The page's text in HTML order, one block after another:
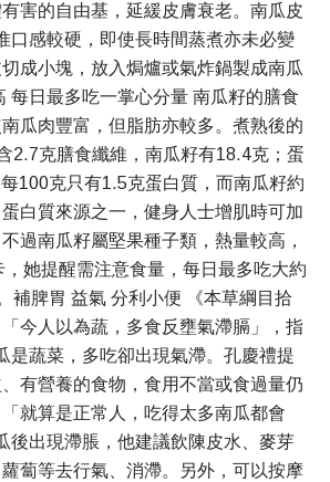
害的自由基，延緩皮膚衰老。南瓜皮
口感較硬，即使長時間蒸煮亦未必變
成小塊，放入焗爐或氣炸鍋製成南瓜
每日最多吃一掌心分量 南瓜籽的膳食
瓜肉豐富，但脂肪亦較多。煮熟後的
2.7克膳食纖維，南瓜籽有18.4克；蛋
100克只有1.5克蛋白質，而南瓜籽約
白質來源之一，健身人士增肌時可加
過南瓜籽屬堅果種子類，熱量較高，
她提醒需注意食量，每日最多吃大約
補脾胃 益氣 分利小便 《本草綱目拾
今人以為蔬，多食反壅氣滯膈」，指
是蔬菜，多吃卻出現氣滯。孔慶禮提
有營養的食物，食用不當或食過量仍
就算是正常人，吃得太多南瓜都會
後出現滯脹，他建議飲陳皮水、麥芽
蔔等去行氣、消滯。另外，可以按摩